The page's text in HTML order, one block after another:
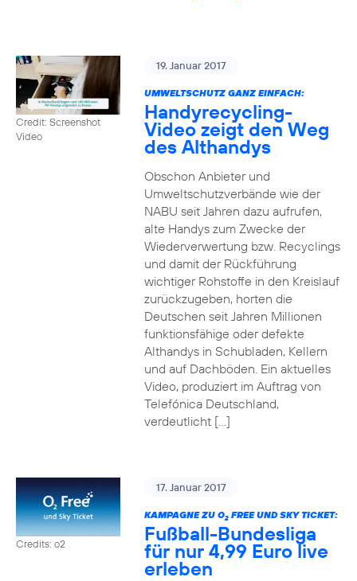
Credit: Screenshot
Video
19. Januar 2017
UMWELTSCHUTZ GANZ EINFACH:
Handyrecycling-
Video zeigt den Weg
des Althandys
Obschon Anbieter und
Umweltschutzverbände wie der
NABU seit Jahren dazu aufrufen,
alte Handys zum Zwecke der
Wiederverwertung bzw. Recyclings
und damit der Rückführung
wichtiger Rohstoffe in den Kreislauf
zurückzugeben, horten die
Deutschen seit Jahren Millionen
funktionsfähige oder defekte
Althandys in Schubladen, Kellern
und auf Dachböden. Ein aktuelles
Video, produziert im Auftrag von
Telefónica Deutschland,
verdeutlicht […]
Credits: o2
17. Januar 2017
KAMPAGNE ZU O2FREE UND SKY TICKET:
Fußball-Bundesliga
für nur 4,99 Euro live
erleben